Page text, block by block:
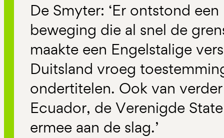
De Smyter: ‘Er ontstond
beweging die al snel de
maakte een Engelstalige
Duitsland vroeg
ondertitelen. Ook van
Ecuador, de Verenigde
ermee aan de slag.’